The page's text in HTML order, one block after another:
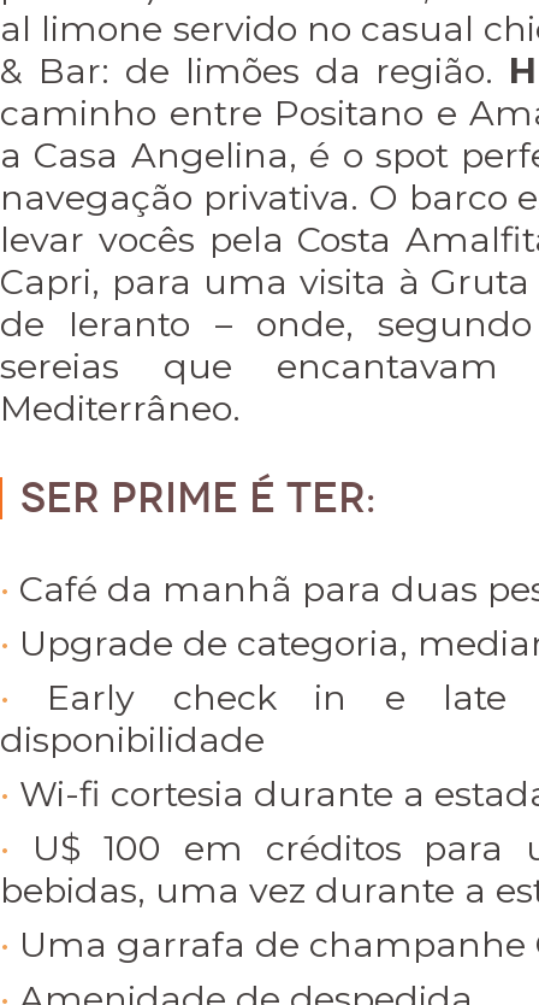
al limone servido no casual
& Bar: de limões da região.
caminho entre Positano e
a Casa Angelina, é o spot
navegação privativa. O barco
levar vocês pela Costa
Capri, para uma visita à
de Ieranto – onde,
sereias que
Mediterrâneo.
Ser Prime é ter:
Café da manhã para duas
Upgrade de categoria,
Early check in e late
disponibilidade
Wi-fi cortesia durante a
U$ 100 em créditos para
bebidas, uma vez durante a
Uma garrafa de champanhe